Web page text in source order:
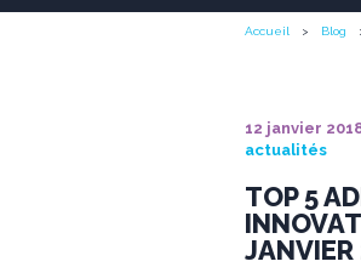
Accueil Blog
12 janvier
actualités
TOP 5